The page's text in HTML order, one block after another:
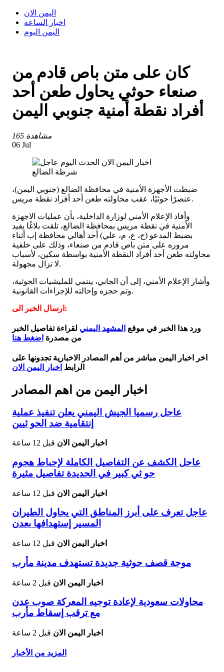
اليمن الان
اخبار الساعه
اليمن اليوم
كان على متن باص قادم من
صنعاء حوثي يحاول طعن أحد
أفراد نقطة أمنية جنوبي اليمن
165 مشاهدة
06 Jul
شرطة الضالع
ضبطت الأجهزة الأمنية في محافظة الضالع (جنوبي اليمن)،
عنصرًا حوثيًا، عقب محاولته طعن أحد أفراد نقطة مريس.
وأفاد الإعلام الأمني لوزارة الداخلية، بأن عمليات الاجهزة
الأمنية في نقطة مريس بمحافظة الضالع، تلقت بلاغًا يفيد
بضبط المدعو (ح، ع، م، علي) أحد أهالي محافظة إب أثناء
مروره على متن باص قادم من صنعاء، وذلك على خلفية
محاولته طعن أحد أفراد النقطة الأمنية بواسطة سكين، لأسباب
لا تزال مجهولة.
وأشار الإعلام الأمني، إلى أن الجاني، ينتمي للمليشيات الحوثية،
وتم حجزه وإحالته للإجراءات القانونية.
ارسال الخبر الى:
ورد هذا الخبر في موقع المشهد اليمني لقراءة تفاصيل الخبر
من مصدرة اضغط هنا
اخر اخبار اليمن مباشر من أهم المصادر الاخبارية تجدونها على
الرابط اخبار اليمن الان
اخبار اليمن من اهم المصادر
عاجل رسميا الجيش اليمني يعلن تنفيذ عملية
إنتقامية ضد الحو ثيين
اخبار اليمن الان قبل 12 ساعة
عاجل الكشف عن التفاصيل الكاملة لإحباط هجوم
حو ثي كبير في الحديدة تفاصيل مثيرة
اخبار اليمن الان قبل 12 ساعة
عاجل تعرف على أبرز المناطق التي يحاول الطيران
المسير إستهدافها بعدن
اخبار اليمن الان قبل 12 ساعة
موجة قصف حوثية جديدة تستهدف مدينة مأرب
اخبار اليمن الان قبل 2 ساعة
محاولات سعودية لإعادة توجيه المعركة صوب عدن
مع ترقب إسقاط مأرب
اخبار اليمن الان قبل 2 ساعة
المزيد من الأخبار